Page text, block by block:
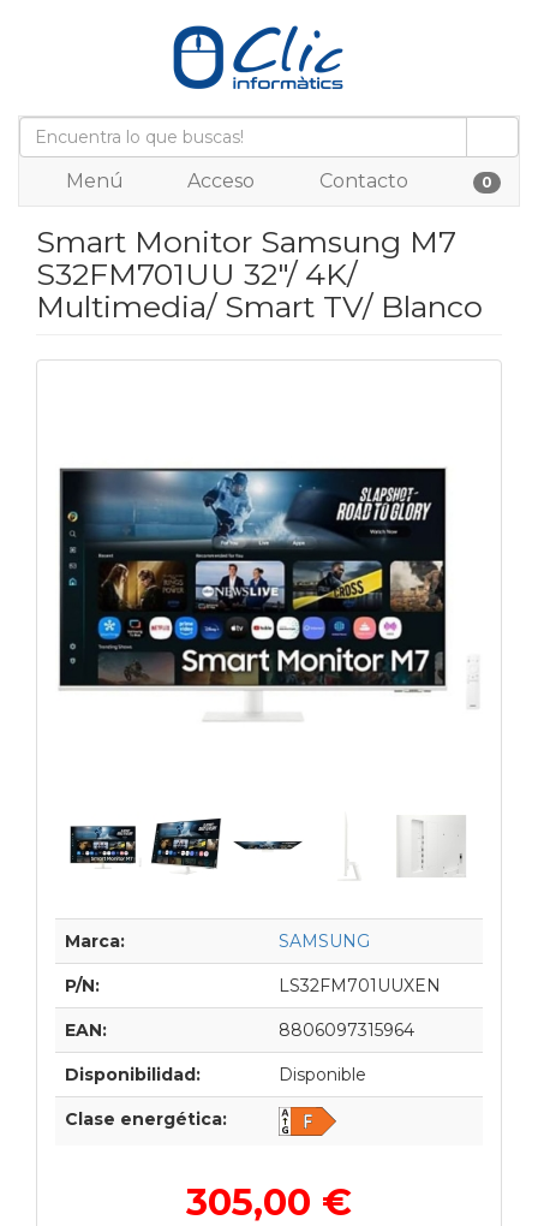
Menú Acceso Contacto 0
Smart Monitor Samsung M7
S32FM701UU 32"/ 4K/
Multimedia/ Smart TV/ Blanco
Marca: SAMSUNG
P/N: LS32FM701UUXEN
EAN: 8806097315964
Disponibilidad: Disponible
Clase energética:
305,00 €